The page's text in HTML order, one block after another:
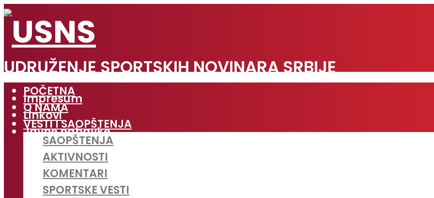
UDRUŽENJE SPORTSKIH NOVINARA SRBIJE
Impresum
Linkovi
Javne nabavke
POČETNA
O NAMA
VESTI I SAOPŠTENJA
SAOPŠTENJA
AKTIVNOSTI
KOMENTARI
SPORTSKE VESTI